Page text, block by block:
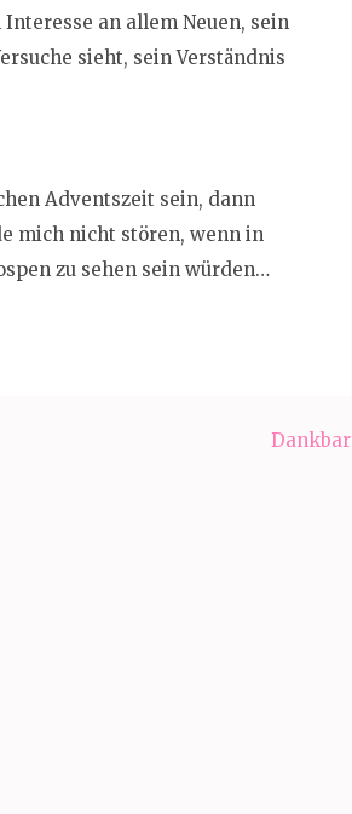
an allem Neuen, sein
sieht, sein Verständnis
Adventszeit sein, dann
mich nicht stören, wenn in
zu sehen sein würden…
Dankbar